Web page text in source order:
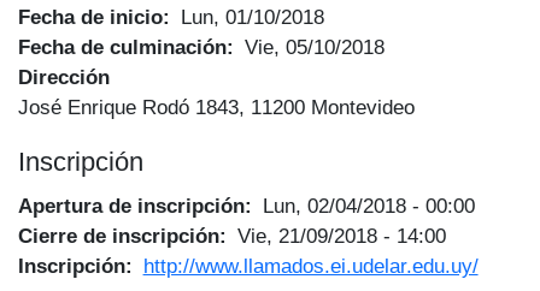
Fecha de inicio
Lun, 01/10/2018
Fecha de culminación
Vie, 05/10/2018
Dirección
José Enrique Rodó 1843, 11200 Montevideo
Inscripción
Apertura de inscripción
Lun, 02/04/2018 - 00:00
Cierre de inscripción
Vie, 21/09/2018 - 14:00
Inscripción
http://www.llamados.ei.udelar.edu.uy/